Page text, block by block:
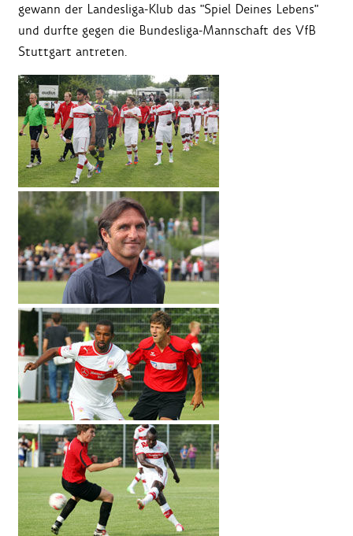
gewann der Landesliga-Klub das "Spiel Deines Lebens"
und durfte gegen die Bundesliga-Mannschaft des VfB
Stuttgart antreten.